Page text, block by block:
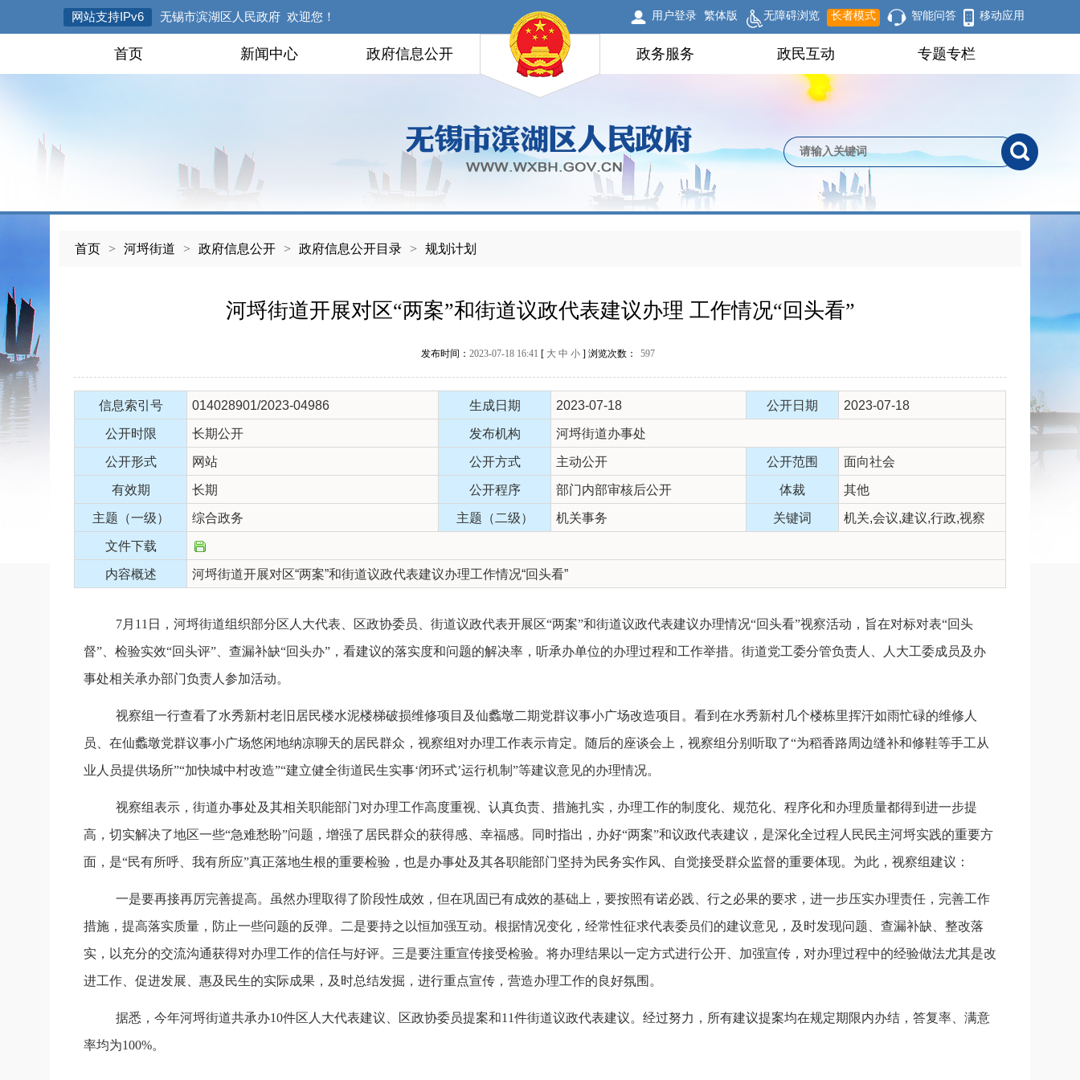
网站支持IPv6 无锡市滨湖区人民政府 欢迎您！ 用户登录 繁体版 无障碍浏览 长者模式 智能问答 移动应用
首页 新闻中心 政府信息公开 政务服务 政民互动 专题专栏
首页 > 河埒街道 > 政府信息公开 > 政府信息公开目录 > 规划计划
河埒街道开展对区“两案”和街道议政代表建议办理 工作情况“回头看”
发布时间： 2023-07-18 16:41 [ 大 中 小 ] 浏览次数： 597
信息索引号 014028901/2023-04986 生成日期 2023-07-18 公开日期 2023-07-18
公开时限 长期公开 发布机构 河埒街道办事处
公开形式 网站 公开方式 主动公开 公开范围 面向社会
有效期 长期 公开程序 部门内部审核后公开 体裁 其他
主题（一级） 综合政务 主题（二级） 机关事务 关键词 机关,会议,建议,行政,视察
文件下载
内容概述 河埒街道开展对区“两案”和街道议政代表建议办理工作情况“回头看”
7月11日，河埒街道组织部分区人大代表、区政协委员、街道议政代表开展区“两案”和街道议政代表建议办理情况“回头看”视察活动，旨在对标对表“回头
督”、检验实效“回头评”、查漏补缺“回头办”，看建议的落实度和问题的解决率，听承办单位的办理过程和工作举措。街道党工委分管负责人、人大工委成员及办
事处相关承办部门负责人参加活动。
视察组一行查看了水秀新村老旧居民楼水泥楼梯破损维修项目及仙蠡墩二期党群议事小广场改造项目。看到在水秀新村几个楼栋里挥汗如雨忙碌的维修人
员、在仙蠡墩党群议事小广场悠闲地纳凉聊天的居民群众，视察组对办理工作表示肯定。随后的座谈会上，视察组分别听取了“为稻香路周边缝补和修鞋等手工从
业人员提供场所”“加快城中村改造”“建立健全街道民生实事‘闭环式’运行机制”等建议意见的办理情况。
视察组表示，街道办事处及其相关职能部门对办理工作高度重视、认真负责、措施扎实，办理工作的制度化、规范化、程序化和办理质量都得到进一步提
高，切实解决了地区一些“急难愁盼”问题，增强了居民群众的获得感、幸福感。同时指出，办好“两案”和议政代表建议，是深化全过程人民民主河埒实践的重要方
面，是“民有所呼、我有所应”真正落地生根的重要检验，也是办事处及其各职能部门坚持为民务实作风、自觉接受群众监督的重要体现。为此，视察组建议：
一是要再接再厉完善提高。虽然办理取得了阶段性成效，但在巩固已有成效的基础上，要按照有诺必践、行之必果的要求，进一步压实办理责任，完善工作
措施，提高落实质量，防止一些问题的反弹。二是要持之以恒加强互动。根据情况变化，经常性征求代表委员们的建议意见，及时发现问题、查漏补缺、整改落
实，以充分的交流沟通获得对办理工作的信任与好评。三是要注重宣传接受检验。将办理结果以一定方式进行公开、加强宣传，对办理过程中的经验做法尤其是改
进工作、促进发展、惠及民生的实际成果，及时总结发掘，进行重点宣传，营造办理工作的良好氛围。
据悉，今年河埒街道共承办10件区人大代表建议、区政协委员提案和11件街道议政代表建议。经过努力，所有建议提案均在规定期限内办结，答复率、满意
率均为100%。